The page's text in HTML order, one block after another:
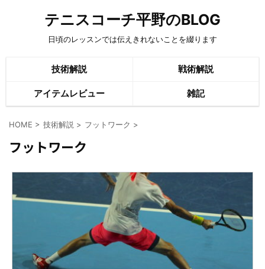
テニスコーチ平野のBLOG
日頃のレッスンでは伝えきれないことを綴ります
技術解説 戦術解説
アイテムレビュー 雑記
HOME > 技術解説 > フットワーク >
フットワーク